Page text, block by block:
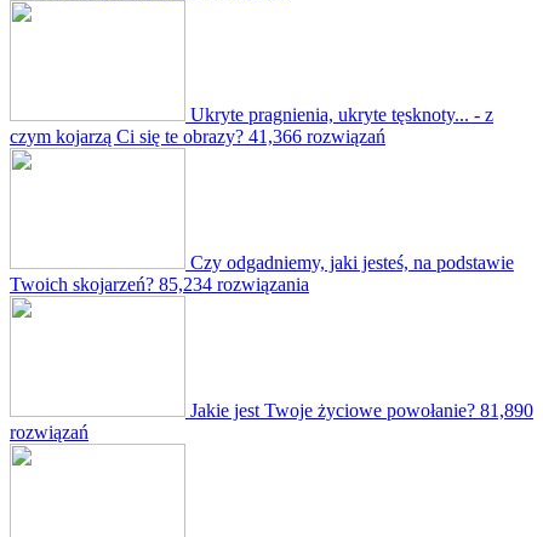
Ukryte pragnienia, ukryte tęsknoty... - z
czym kojarzą Ci się te obrazy? 41,366 rozwiązań
Czy odgadniemy, jaki jesteś, na podstawie
Twoich skojarzeń? 85,234 rozwiązania
Jakie jest Twoje życiowe powołanie? 81,890
rozwiązań